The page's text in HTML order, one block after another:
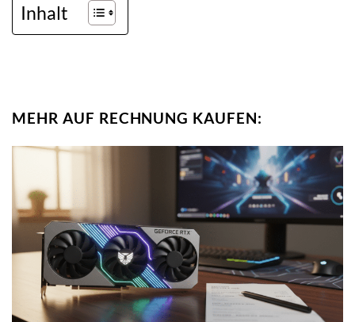
Inhalt
MEHR AUF RECHNUNG KAUFEN: